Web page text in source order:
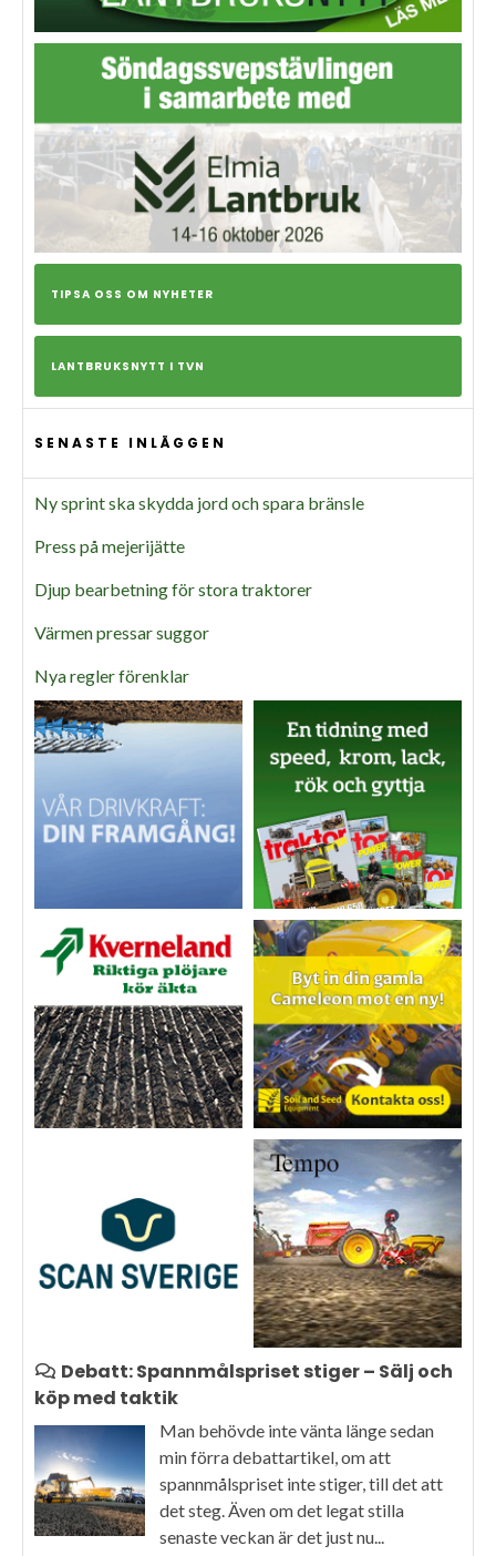
TIPSA OSS OM NYHETER
LANTBRUKSNYTT I TVN
SENASTE INLÄGGEN
Ny sprint ska skydda jord och spara bränsle
Press på mejerijätte
Djup bearbetning för stora traktorer
Värmen pressar suggor
Nya regler förenklar
Debatt: Spannmålspriset stiger – Sälj och
köp med taktik
Man behövde inte vänta länge sedan
min förra debattartikel, om att
spannmålspriset inte stiger, till det att
det steg. Även om det legat stilla
senaste veckan är det just nu...